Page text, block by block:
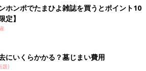
ホンポでたまひよ雑誌を買うとポイント10
定】
にいくらかかる？墓じまい費用
題)